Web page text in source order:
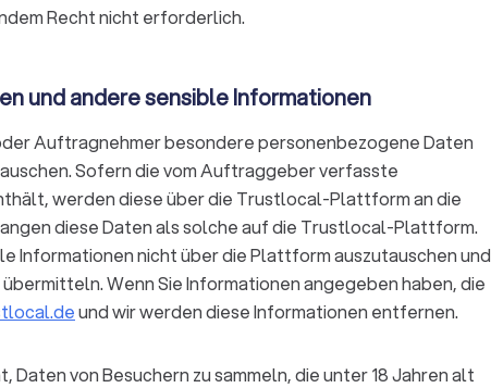
Recht nicht erforderlich.
und andere sensible Informationen
Auftragnehmer besondere personenbezogene Daten
Sofern die vom Auftraggeber verfasste
werden diese über die Trustlocal-Plattform an die
diese Daten als solche auf die Trustlocal-Plattform.
Informationen nicht über die Plattform auszutauschen und
Wenn Sie Informationen angegeben haben, die
und wir werden diese Informationen entfernen.
von Besuchern zu sammeln, die unter 18 Jahren alt